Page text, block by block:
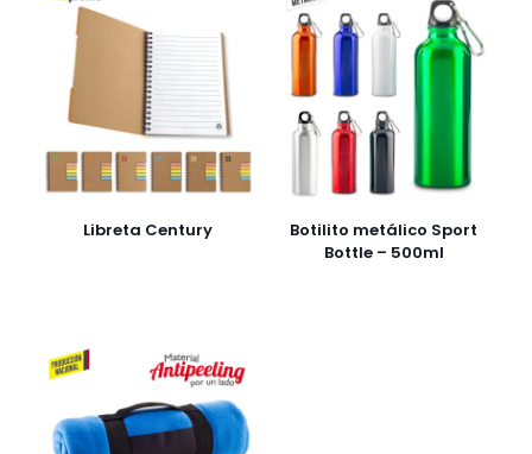
Libreta Century
Botilito metálico Sport
Bottle – 500ml